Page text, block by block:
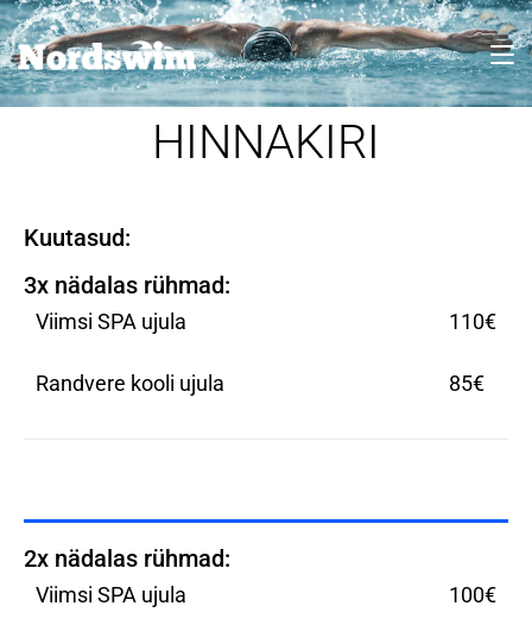
HINNAKIRI
Kuutasud:
3x nädalas rühmad:
Viimsi SPA ujula
Randvere kooli ujula
110€
85€
2x nädalas rühmad:
Viimsi SPA ujula 100€